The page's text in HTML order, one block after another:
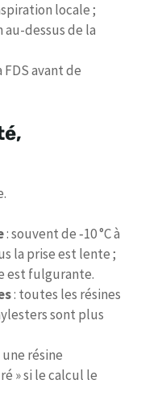
locale ;
au-dessus de la
avant de
: souvent de ‑10 °C à
la prise est lente ;
est fulgurante.
: toutes les résines
sont plus
résine
» si le calcul le